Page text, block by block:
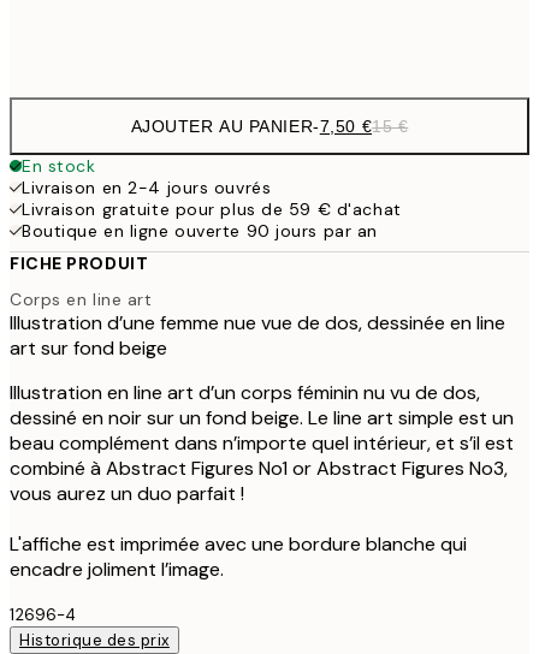
AJOUTER AU PANIER-7,50 €15 €
En stock
Livraison en 2-4 jours ouvrés
Livraison gratuite pour plus de 59 € d'achat
Boutique en ligne ouverte 90 jours par an
FICHE PRODUIT
Corps en line art
Illustration d’une femme nue vue de dos, dessinée en line
art sur fond beige
Illustration en line art d’un corps féminin nu vu de dos,
dessiné en noir sur un fond beige. Le line art simple est un
beau complément dans n’importe quel intérieur, et s’il est
combiné à Abstract Figures No1 or Abstract Figures No3,
vous aurez un duo parfait !
L'affiche est imprimée avec une bordure blanche qui
encadre joliment l’image.
12696-4
Historique des prix